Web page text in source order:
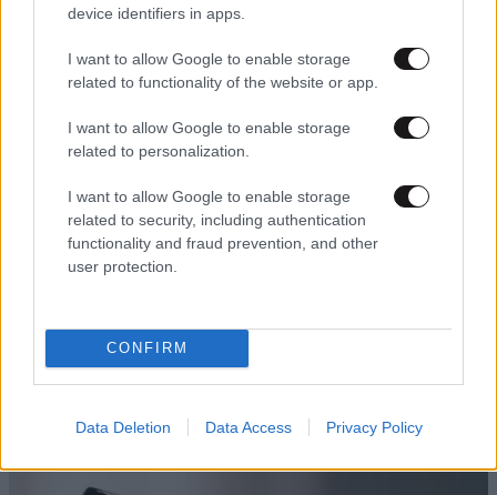
device identifiers in apps.
I want to allow Google to enable storage
related to functionality of the website or app.
I want to allow Google to enable storage
related to personalization.
I want to allow Google to enable storage
related to security, including authentication
functionality and fraud prevention, and other
user protection.
CONFIRM
Data Deletion Data Access Privacy Policy
Η ανακοίνωση της οικογένειας της 38χρονης
βαλίτσα στην Κυψέλη: «Αφιέρωσε τη ζωή της
βοηθώντας όσους είχαν ανάγκη»